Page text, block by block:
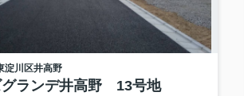
淀川区井高野
グランデ井高野 13号地